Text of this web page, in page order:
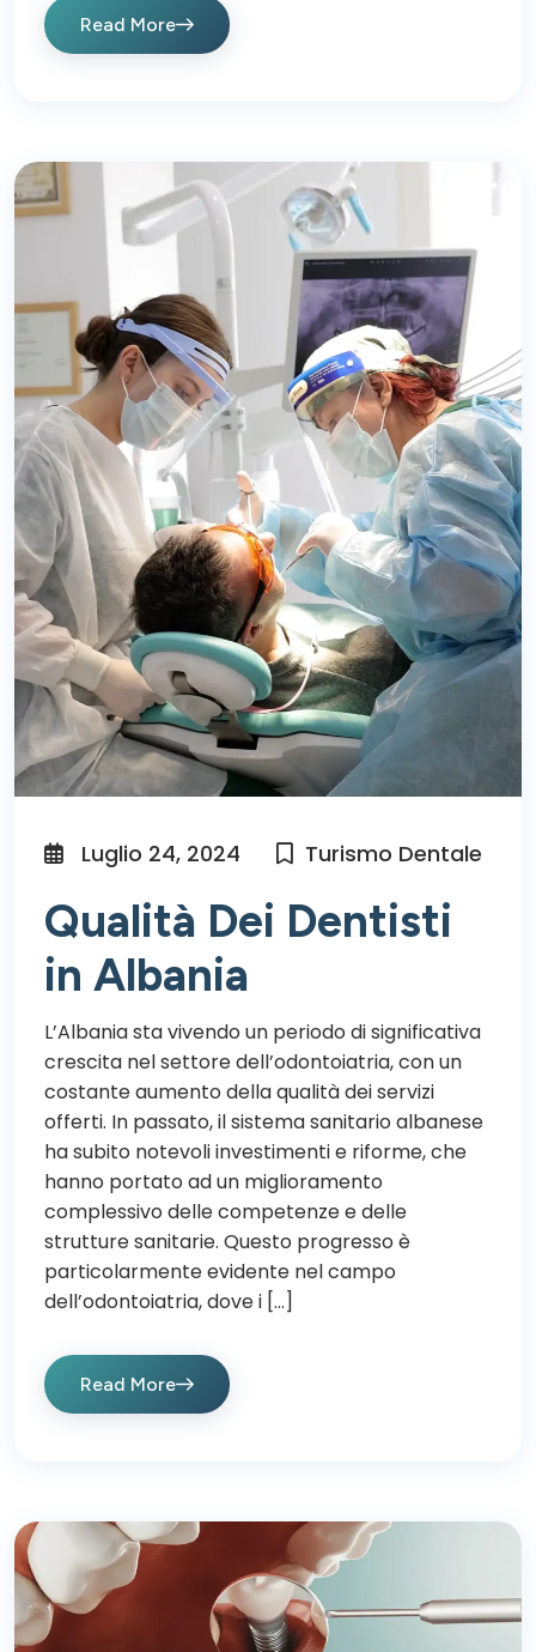
Read More
Luglio 24, 2024 Turismo Dentale
Qualità Dei Dentisti
in Albania
L’Albania sta vivendo un periodo di significativa
crescita nel settore dell’odontoiatria, con un
costante aumento della qualità dei servizi
offerti. In passato, il sistema sanitario albanese
ha subito notevoli investimenti e riforme, che
hanno portato ad un miglioramento
complessivo delle competenze e delle
strutture sanitarie. Questo progresso è
particolarmente evidente nel campo
dell’odontoiatria, dove i […]
Read More